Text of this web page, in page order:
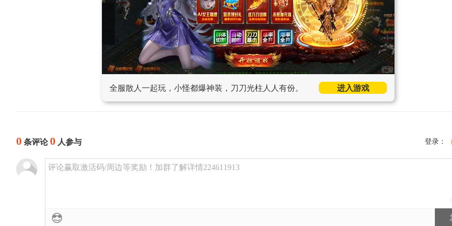
全服散人一起玩，小怪都爆神装，刀刀光柱人人有份。 进入游戏
0 条评论0 人参与 登录：
评论赢取激活码/周边等奖励！加群了解详情224611913